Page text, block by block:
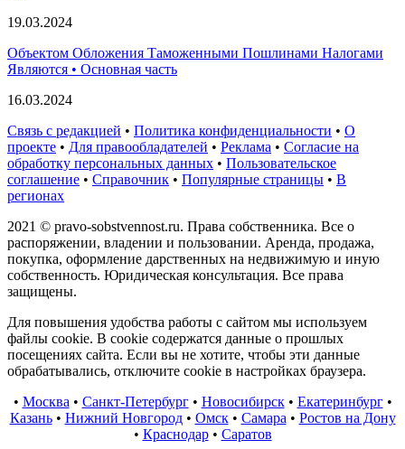
19.03.2024
Объектом Обложения Таможенными Пошлинами Налогами
Являются • Основная часть
16.03.2024
Связь с редакцией • Политика конфиденциальности • О
проекте • Для правообладателей • Реклама • Согласие на
обработку персональных данных • Пользовательское
соглашение • Справочник • Популярные страницы • В
регионах
2021 © pravo-sobstvennost.ru. Права собственника. Все о
распоряжении, владении и пользовании. Аренда, продажа,
покупка, оформление дарственных на недвижимую и иную
собственность. Юридическая консультация. Все права
защищены.
Для повышения удобства работы с сайтом мы используем
файлы cookie. В cookie содержатся данные о прошлых
посещениях сайта. Если вы не хотите, чтобы эти данные
обрабатывались, отключите cookie в настройках браузера.
• Москва • Санкт-Петербург• Новосибирск• Екатеринбург•
Казань• Нижний Новгород• Омск• Самара • Ростов на Дону
• Краснодар• Саратов